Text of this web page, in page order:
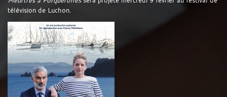
télévision de Luchon.